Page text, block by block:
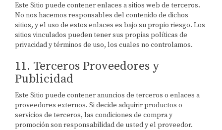
Este Sitio puede contener enlaces a sitios web de terceros.
No nos hacemos responsables del contenido de dichos
sitios, y el uso de estos enlaces es bajo su propio riesgo. Los
sitios vinculados pueden tener sus propias políticas de
privacidad y términos de uso, los cuales no controlamos.
11. Terceros Proveedores y
Publicidad
Este Sitio puede contener anuncios de terceros o enlaces a
proveedores externos. Si decide adquirir productos o
servicios de terceros, las condiciones de compra y
promoción son responsabilidad de usted y el proveedor.